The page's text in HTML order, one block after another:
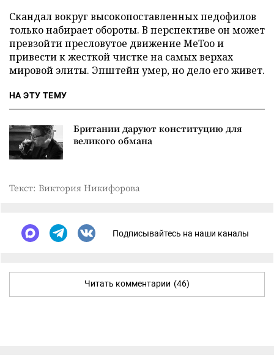
Скандал вокруг высокопоставленных педофилов
только набирает обороты. В перспективе он может
превзойти пресловутое движение MeToo и
привести к жесткой чистке на самых верхах
мировой элиты. Эпштейн умер, но дело его живет.
НА ЭТУ ТЕМУ
Британии даруют конституцию для
великого обмана
Текст: Виктория Никифорова
Подписывайтесь на наши каналы
Читать комментарии (46)